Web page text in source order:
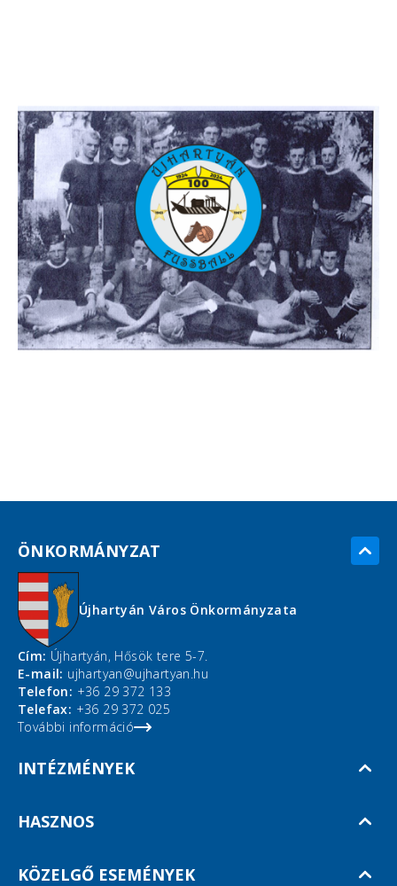
ÖNKORMÁNYZAT
Újhartyán Város Önkormányzata
Cím: Újhartyán, Hősök tere 5-7.
E-mail: ujhartyan@ujhartyan.hu
Telefon: +36 29 372 133
Telefax: +36 29 372 025
További információ
INTÉZMÉNYEK
HASZNOS
KÖZELGŐ ESEMÉNYEK